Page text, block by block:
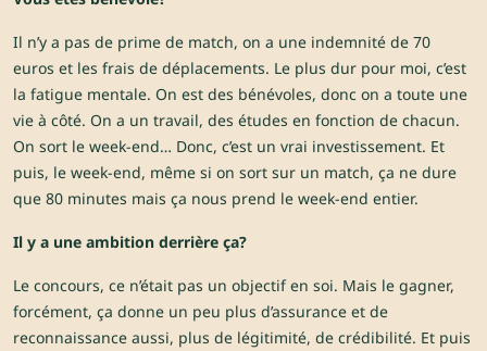
Il n’y a pas de prime de match, on a une indemnité de 70
euros et les frais de déplacements. Le plus dur pour moi, c’est
la fatigue mentale. On est des bénévoles, donc on a toute une
vie à côté. On a un travail, des études en fonction de chacun.
On sort le week-end… Donc, c’est un vrai investissement. Et
puis, le week-end, même si on sort sur un match, ça ne dure
que 80 minutes mais ça nous prend le week-end entier.
Il y a une ambition derrière ça?
Le concours, ce n’était pas un objectif en soi. Mais le gagner,
forcément, ça donne un peu plus d’assurance et de
reconnaissance aussi, plus de légitimité, de crédibilité. Et puis